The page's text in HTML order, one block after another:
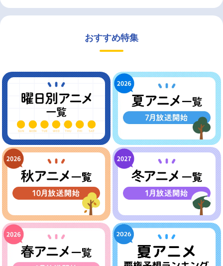
おすすめ特集